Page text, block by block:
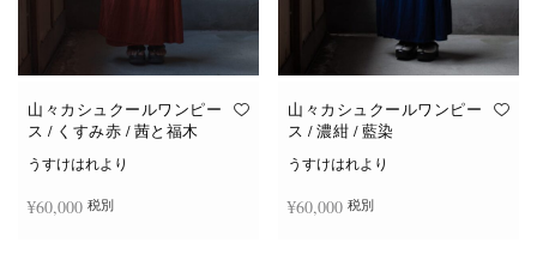
山々カシュクールワンピー
ス / くすみ赤 / 茜と福木
うすけはれより
¥60,000 税別
山々カシュクールワンピー
ス / 濃紺 / 藍染
うすけはれより
¥60,000 税別